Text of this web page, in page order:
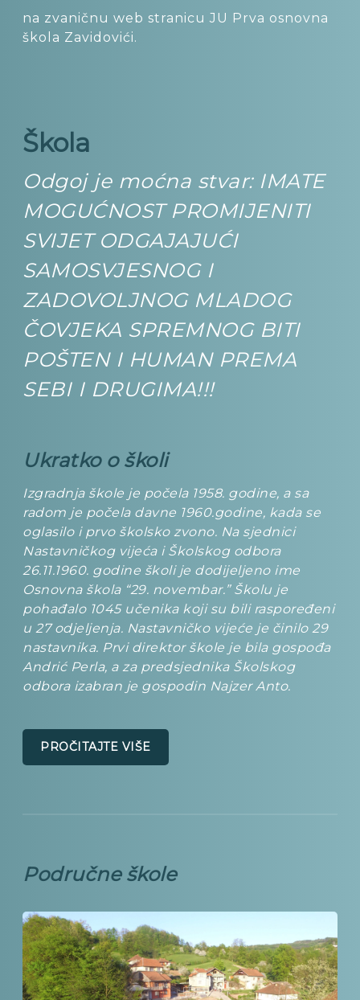
na zvaničnu web stranicu JU Prva osnovna
škola Zavidovići.
Škola
Odgoj je moćna stvar: IMATE
MOGUĆNOST PROMIJENITI
SVIJET ODGAJAJUĆI
SAMOSVJESNOG I
ZADOVOLJNOG MLADOG
ČOVJEKA SPREMNOG BITI
POŠTEN I HUMAN PREMA
SEBI I DRUGIMA!!!
Ukratko o školi
Izgradnja škole je počela 1958. godine, a sa
radom je počela davne 1960.godine, kada se
oglasilo i prvo školsko zvono. Na sjednici
Nastavničkog vijeća i Školskog odbora
26.11.1960. godine školi je dodijeljeno ime
Osnovna škola “29. novembar.” Školu je
pohađalo 1045 učenika koji su bili raspoređeni
u 27 odjeljenja. Nastavničko vijeće je činilo 29
nastavnika. Prvi direktor škole je bila gospođa
Andrić Perla, a za predsjednika Školskog
odbora izabran je gospodin Najzer Anto.
PROČITAJTE VIŠE
Područne škole